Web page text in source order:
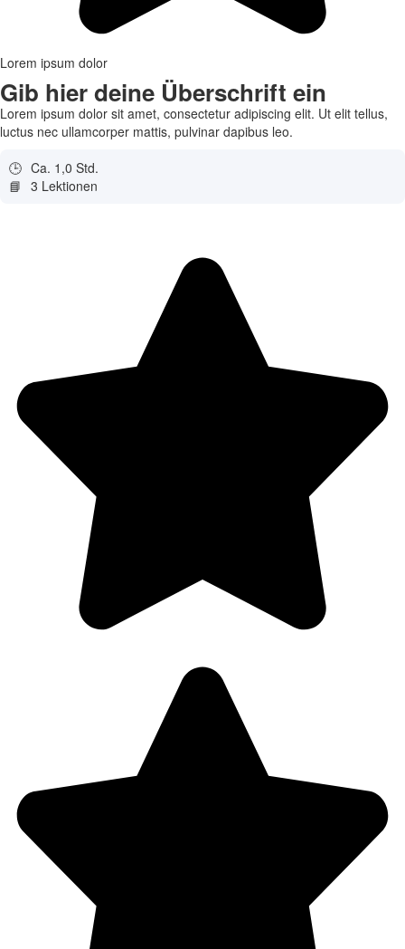
Lorem ipsum dolor
Gib hier deine Überschrift ein
Lorem ipsum dolor sit amet, consectetur adipiscing elit. Ut elit tellus,
luctus nec ullamcorper mattis, pulvinar dapibus leo.
🕒 Ca. 1,0 Std.
📘 3 Lektionen